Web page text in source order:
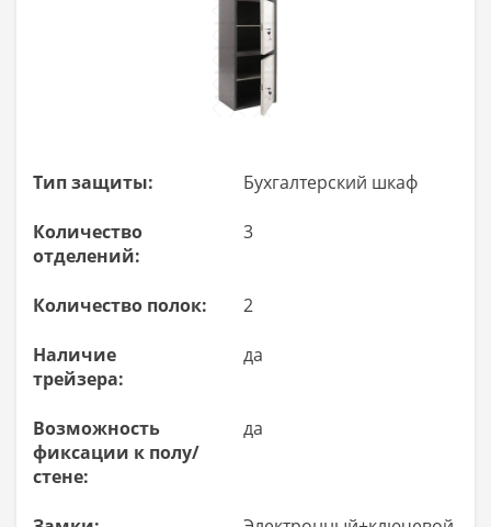
Тип защиты: Бухгалтерский шкаф
Количество
отделений:
3
Количество полок: 2
Наличие
трейзера:
да
Возможность
фиксации к полу/
стене:
да